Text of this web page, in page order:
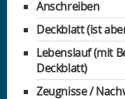
Anschreiben
Deckblatt (ist
Lebenslauf (mit
Deckblatt)
Zeugnisse /